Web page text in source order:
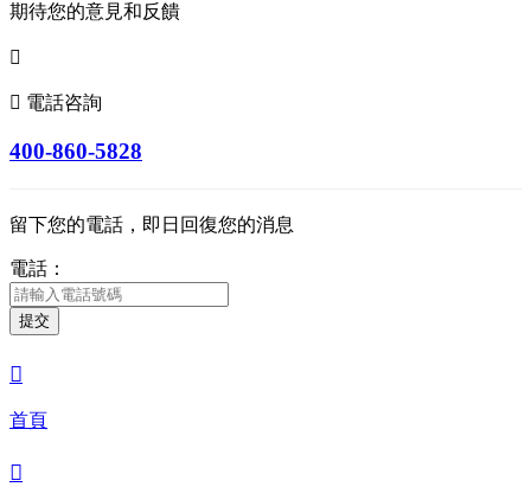
期待您的意見和反饋

 電話咨詢
400-860-5828
留下您的電話，即日回復您的消息
電話：
提交

首頁
